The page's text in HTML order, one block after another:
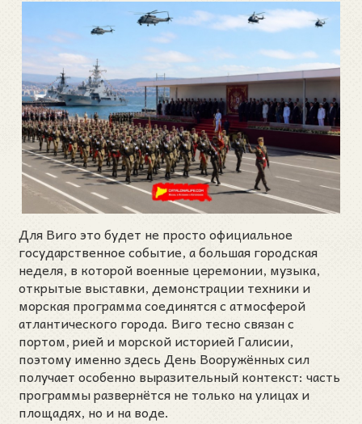
Для Виго это будет не просто официальное
государственное событие, а большая городская
неделя, в которой военные церемонии, музыка,
открытые выставки, демонстрации техники и
морская программа соединятся с атмосферой
атлантического города. Виго тесно связан с
портом, рией и морской историей Галисии,
поэтому именно здесь День Вооружённых сил
получает особенно выразительный контекст: часть
программы развернётся не только на улицах и
площадях, но и на воде.